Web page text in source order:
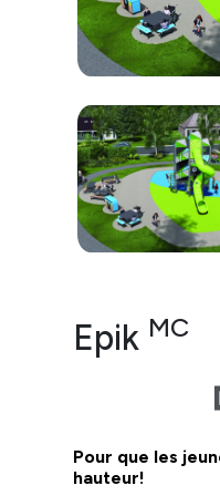
Epik MC
Pour que les
hauteur!